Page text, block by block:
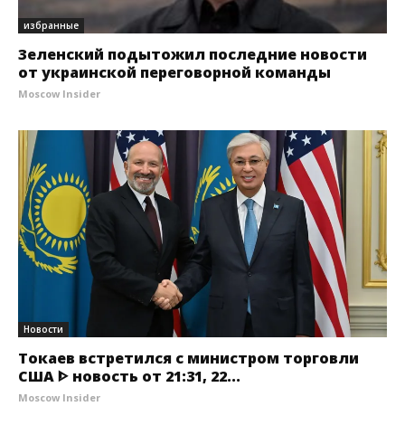
избранные
Зеленский подытожил последние новости
от украинской переговорной команды
Moscow Insider
Новости
Токаев встретился с министром торговли
США ᐈ новость от 21:31, 22...
Moscow Insider